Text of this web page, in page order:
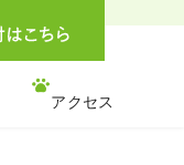
アクセス